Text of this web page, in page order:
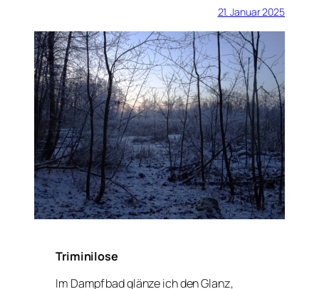
21. Januar 2025
Triminilose
Im Dampfbad glänze ich den Glanz,